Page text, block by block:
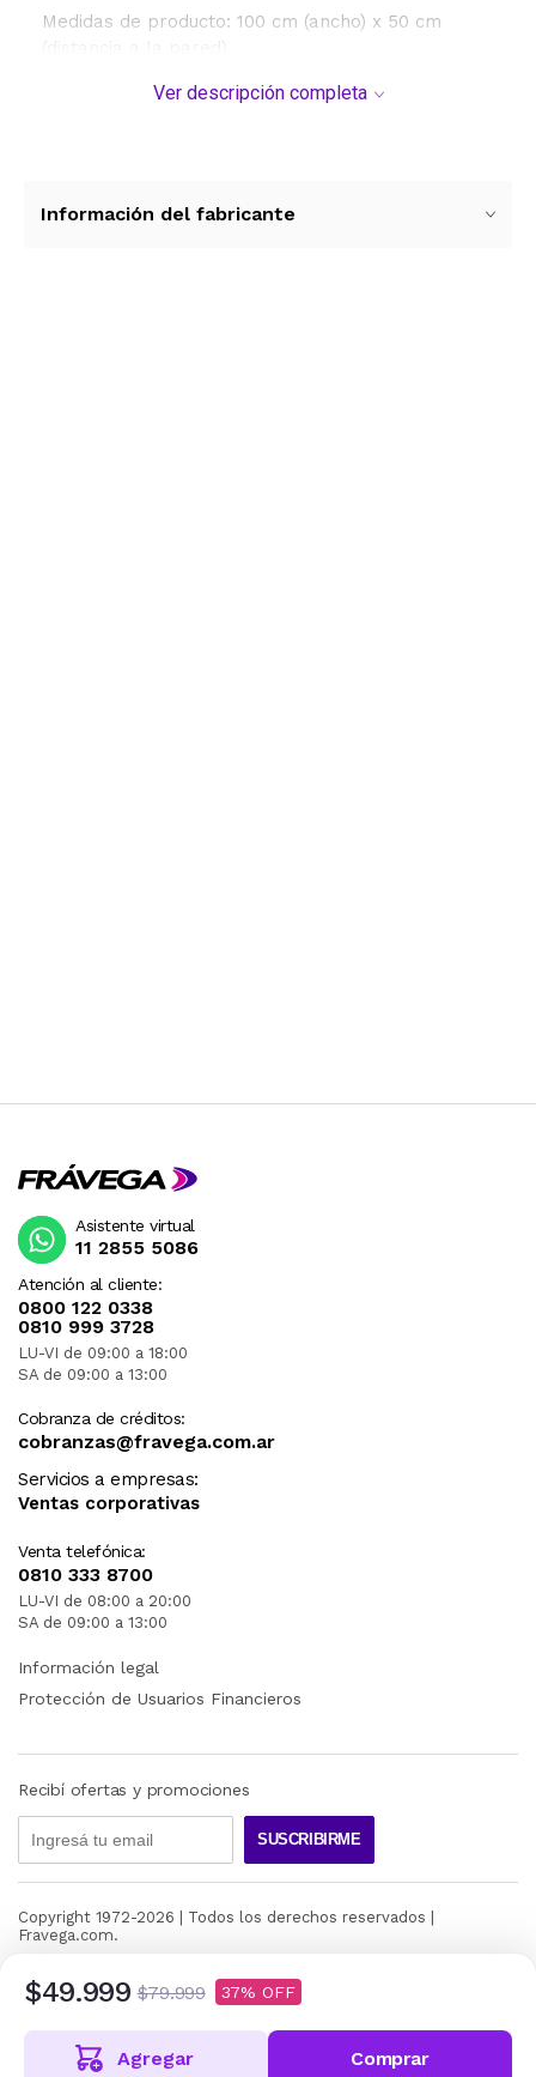
$49.999 $79.999 37
Comprar
Agregar
Medidas de producto: 100 cm (ancho) x 50 cm
Ver descripción completa
Información del fabricante
Atención al cliente:
0800 122 0338
0810 999 3728
LU-VI de 09:00 a 18:00
SA de 09:00 a 13:00
Cobranza de créditos:
cobranzas@fravega.com.ar
Servicios a empresas:
Ventas corporativas
Venta telefónica:
0810 333 8700
LU-VI de 08:00 a 20:00
SA de 09:00 a 13:00
Asistente virtual
11 2855 5086
Información legal
Protección de Usuarios Financieros
Recibí ofertas y promociones
SUSCRIBIRME
Copyright 1972-2026 | Todos los derechos reservados |
Fravega.com.